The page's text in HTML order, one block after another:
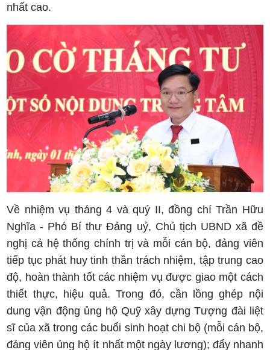
nhất cao.
Về nhiệm vụ tháng 4 và quý II, đồng chí Trần Hữu
Nghĩa - Phó Bí thư Đảng uỷ, Chủ tịch UBND xã đề
nghị cả hệ thống chính trị và mỗi cán bộ, đảng viên
tiếp tục phát huy tinh thần trách nhiệm, tập trung cao
độ, hoàn thành tốt các nhiệm vụ được giao một cách
thiết thực, hiệu quả. Trong đó, cần lồng ghép nội
dung vận động ủng hộ Quỹ xây dựng Tượng đài liệt
sĩ của xã trong các buổi sinh hoạt chi bộ (mỗi cán bộ,
đảng viên ủng hộ ít nhất một ngày lương); đẩy nhanh